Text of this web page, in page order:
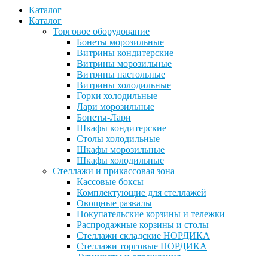
Каталог
Каталог
Торговое оборудование
Бонеты морозильные
Витрины кондитерские
Витрины морозильные
Витрины настольные
Витрины холодильные
Горки холодильные
Лари морозильные
Бонеты-Лари
Шкафы кондитерские
Столы холодильные
Шкафы морозильные
Шкафы холодильные
Стеллажи и прикассовая зона
Кассовые боксы
Комплектующие для стеллажей
Овощные развалы
Покупательские корзины и тележки
Распродажные корзины и столы
Стеллажи складские НОРДИКА
Стеллажи торговые НОРДИКА